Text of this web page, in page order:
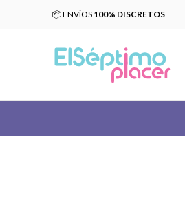
📦 ENVÍOS 100% DISCRETOS